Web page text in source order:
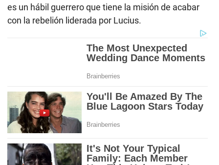
es un hábil guerrero que tiene la misión de acabar
con la rebelión liderada por Lucius.